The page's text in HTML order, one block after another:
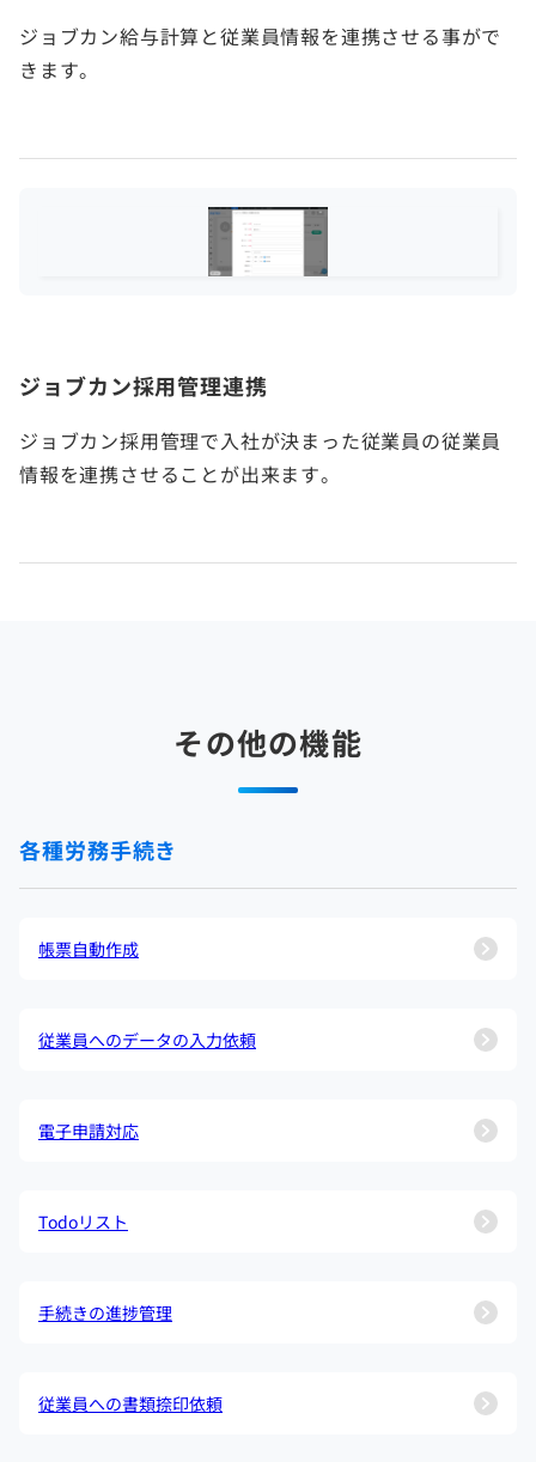
ジョブカン給与計算と従業員情報を連携させる事がで
きます。
ジョブカン採用管理連携
ジョブカン採用管理で入社が決まった従業員の従業員
情報を連携させることが出来ます。
その他の機能
各種労務手続き
帳票自動作成
従業員へのデータの入力依頼
電子申請対応
Todoリスト
手続きの進捗管理
従業員への書類捺印依頼